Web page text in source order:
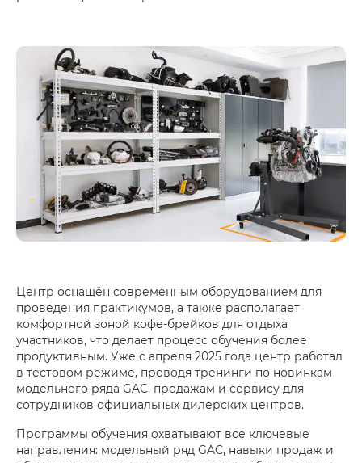
Центр оснащён современным оборудованием для
проведения практикумов, а также располагает
комфортной зоной кофе-брейков для отдыха
участников, что делает процесс обучения более
продуктивным. Уже с апреля 2025 года центр работал
в тестовом режиме, проводя тренинги по новинкам
модельного ряда GAC, продажам и сервису для
сотрудников официальных дилерских центров.
Программы обучения охватывают все ключевые
направления: модельный ряд GAC, навыки продаж и